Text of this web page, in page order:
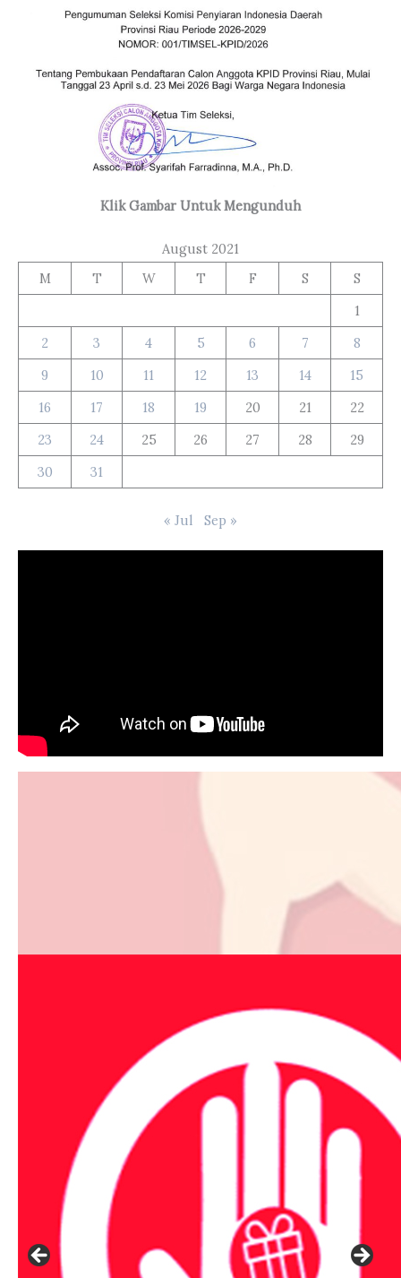
Klik Gambar Untuk Mengunduh
August 2021
M
T W T F S
S
1
2
3 4 5 6 7
8
9
10 11 12 13 14
15
16
17 18 19 20 21
22
23
24 25 26 27 28
29
30
31
« Jul Sep »